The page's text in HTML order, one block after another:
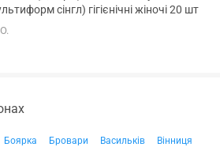
сінгл) гігієнічні жіночі 20 шт
Боярка Бровари Васильків
Вінниця